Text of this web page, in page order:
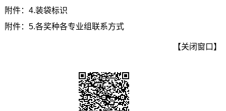
附件：4.装袋标识
附件：5.各奖种各专业组联系方式
【关闭窗口】